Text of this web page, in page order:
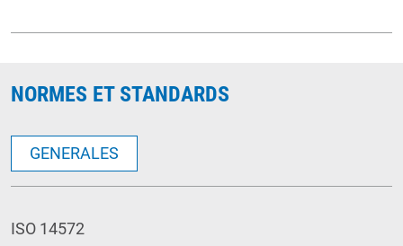
NORMES ET STANDARDS
GENERALES
ISO 14572